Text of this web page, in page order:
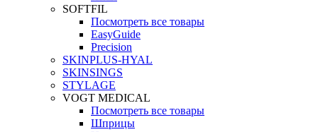
SOFTFIL
Посмотреть все товары
EasyGuide
Precision
SKINPLUS-HYAL
SKINSINGS
STYLAGE
VOGT MEDICAL
Посмотреть все товары
Шприцы